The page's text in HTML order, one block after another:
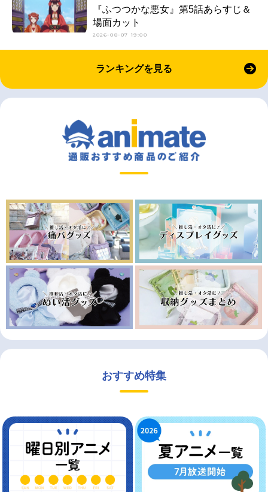
『ふつつかな悪女』第5話あらすじ＆
場面カット
2026-08-07 19:00
ランキングを見る
おすすめ特集